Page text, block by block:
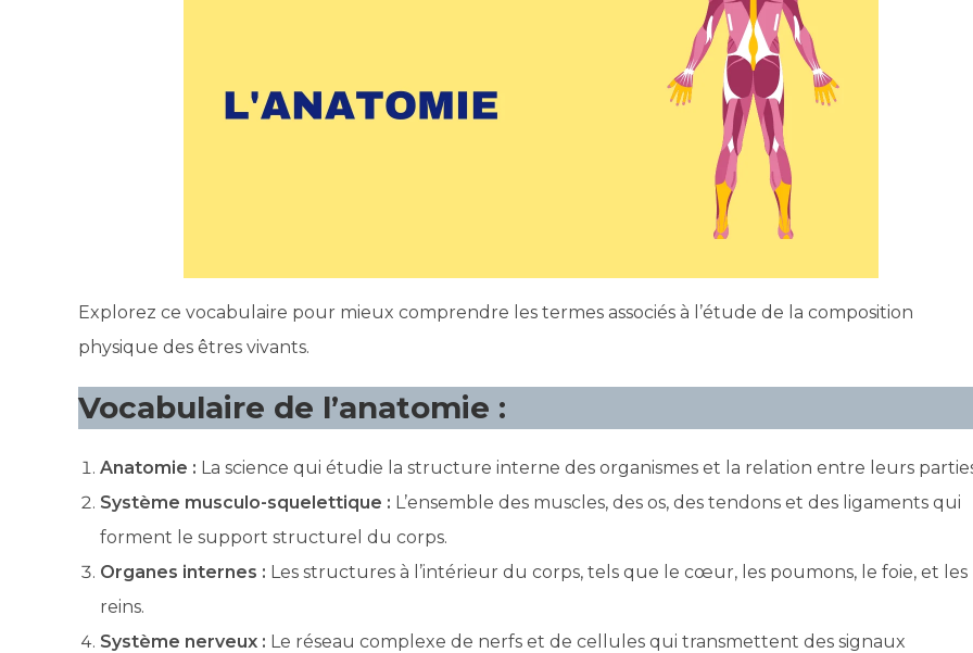
Explorez ce vocabulaire pour mieux comprendre les termes associés à l’étude de la composition
physique des êtres vivants.
Vocabulaire de l’anatomie :
Anatomie : La science qui étudie la structure interne des organismes et la relation entre leurs
Système musculo-squelettique : L’ensemble des muscles, des os, des tendons et des ligaments qui
forment le support structurel du corps.
Organes internes : Les structures à l’intérieur du corps, tels que le cœur, les poumons, le foie, et les
reins.
Système nerveux : Le réseau complexe de nerfs et de cellules qui transmettent des signaux